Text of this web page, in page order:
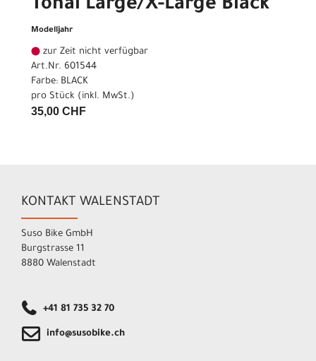
Tonal Large/X-Large Black
Modelljahr
zur Zeit nicht verfügbar
Art.Nr. 601544
Farbe: BLACK
pro Stück (inkl. MwSt.)
35,00 CHF
KONTAKT WALENSTADT
Suso Bike GmbH
Burgstrasse 11
8880 Walenstadt
+41 81 735 32 70
info@susobike.ch